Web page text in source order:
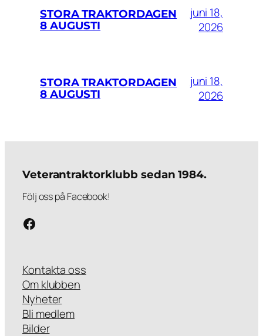
STORA TRAKTORDAGEN
8 AUGUSTI
juni 18,
2026
STORA TRAKTORDAGEN
8 AUGUSTI
juni 18,
2026
Veterantraktorklubb sedan 1984.
Följ oss på Facebook!
Följ oss på Facebook!
Kontakta oss
Om klubben
Nyheter
Bli medlem
Bilder